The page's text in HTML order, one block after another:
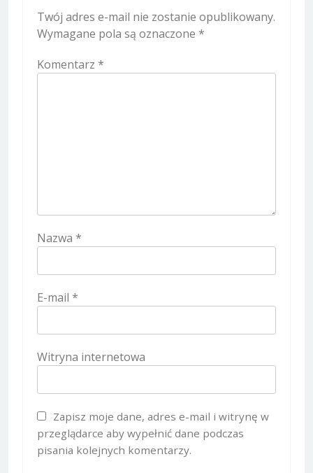
Twój adres e-mail nie zostanie opublikowany.
Wymagane pola są oznaczone *
Komentarz *
Nazwa *
E-mail *
Witryna internetowa
Zapisz moje dane, adres e-mail i witrynę w
przeglądarce aby wypełnić dane podczas
pisania kolejnych komentarzy.